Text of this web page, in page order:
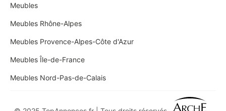
Meubles
Meubles Rhône-Alpes
Meubles Provence-Alpes-Côte d'Azur
Meubles Île-de-France
Meubles Nord-Pas-de-Calais